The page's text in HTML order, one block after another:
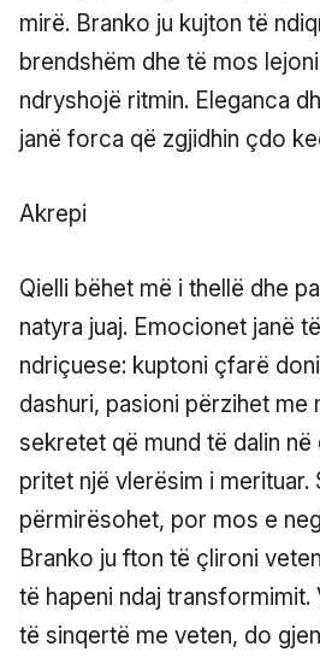
mirë. Branko ju kujton të
brendshëm dhe të mos lejoni
ndryshojë ritmin. Eleganca
janë forca që zgjidhin çdo
Akrepi
Qielli bëhet më i thellë dhe
natyra juaj. Emocionet janë
ndriçuese: kuptoni çfarë
dashuri, pasioni përzihet me
sekretet që mund të dalin në
pritet një vlerësim i merituar.
përmirësohet, por mos e
Branko ju fton të çlironi
të hapeni ndaj transformimit.
të sinqertë me veten, do